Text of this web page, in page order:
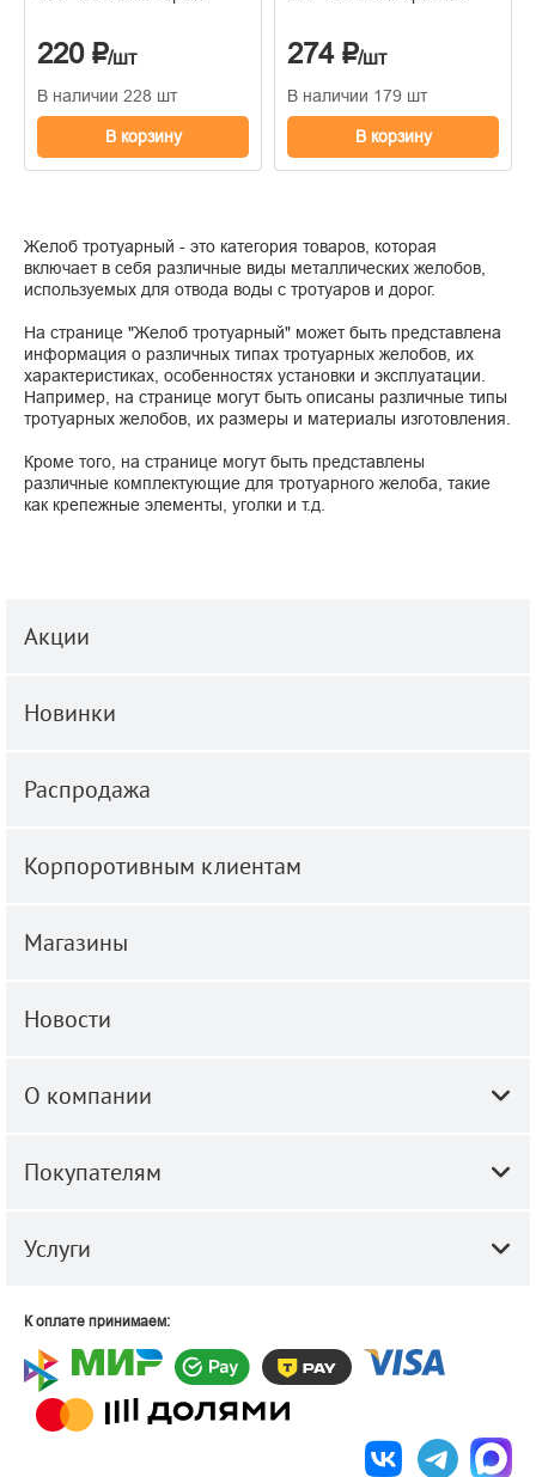
220 ₽/шт
В наличии 228 шт
В корзину
274 ₽/шт
В наличии 179 шт
В корзину
Желоб тротуарный - это категория товаров, которая
включает в себя различные виды металлических желобов,
используемых для отвода воды с тротуаров и дорог.
На странице "Желоб тротуарный" может быть представлена
информация о различных типах тротуарных желобов, их
характеристиках, особенностях установки и эксплуатации.
Например, на странице могут быть описаны различные типы
тротуарных желобов, их размеры и материалы изготовления.
Кроме того, на странице могут быть представлены
различные комплектующие для тротуарного желоба, такие
как крепежные элементы, уголки и т.д.
Акции
Новинки
Распродажа
Корпоротивным клиентам
Магазины
Новости
О компании
Покупателям
Услуги
К оплате принимаем: